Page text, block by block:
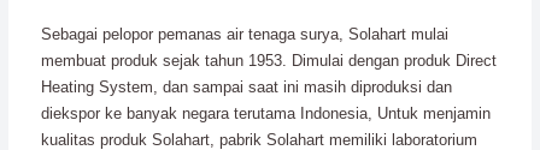
Sebagai pelopor pemanas air tenaga surya, Solahart mulai
membuat produk sejak tahun 1953. Dimulai dengan produk Direct
Heating System, dan sampai saat ini masih diproduksi dan
diekspor ke banyak negara terutama Indonesia, Untuk menjamin
kualitas produk Solahart, pabrik Solahart memiliki laboratorium